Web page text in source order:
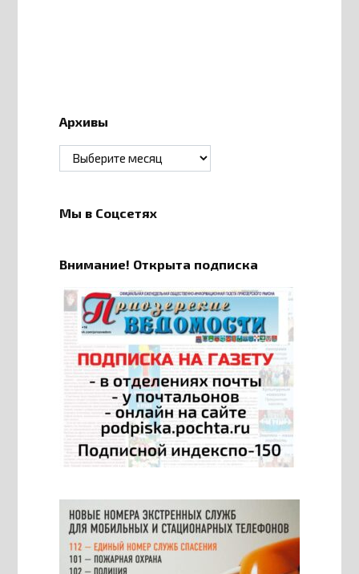
Архивы
Архивы
Мы в Соцсетях
Внимание! Открыта подписка